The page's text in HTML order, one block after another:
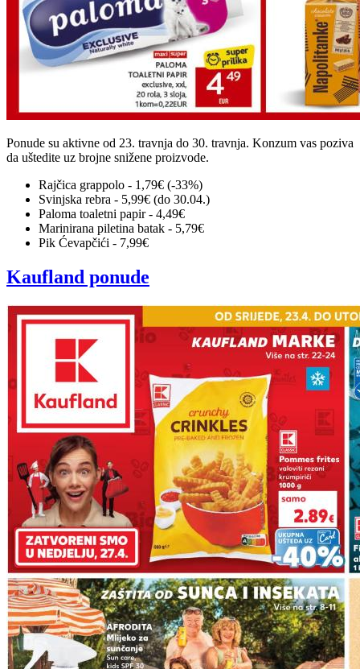
Ponude su aktivne od 23. travnja do 30. travnja. Konzum vas poziva
da uštedite uz brojne snižene proizvode.
Rajčica grappolo - 1,79€ (-33%)
Svinjska rebra - 5,99€ (do 30.04.)
Paloma toaletni papir - 4,49€
Marinirana piletina batak - 5,79€
Pik Ćevapčići - 7,99€
Kaufland ponude